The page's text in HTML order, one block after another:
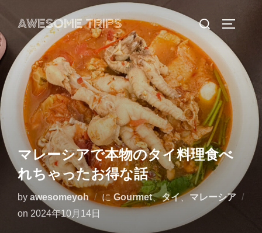
テ
ン
ツ
へ
ス
キ
ッ
プ
AWESOME TRIPS
検
索
対
象:
マレーシアで本物のタイ料理食べ
れちゃったお得な話
by awesomeyoh にGourmet、タイ、マレーシア
on 投
2024年10月14日